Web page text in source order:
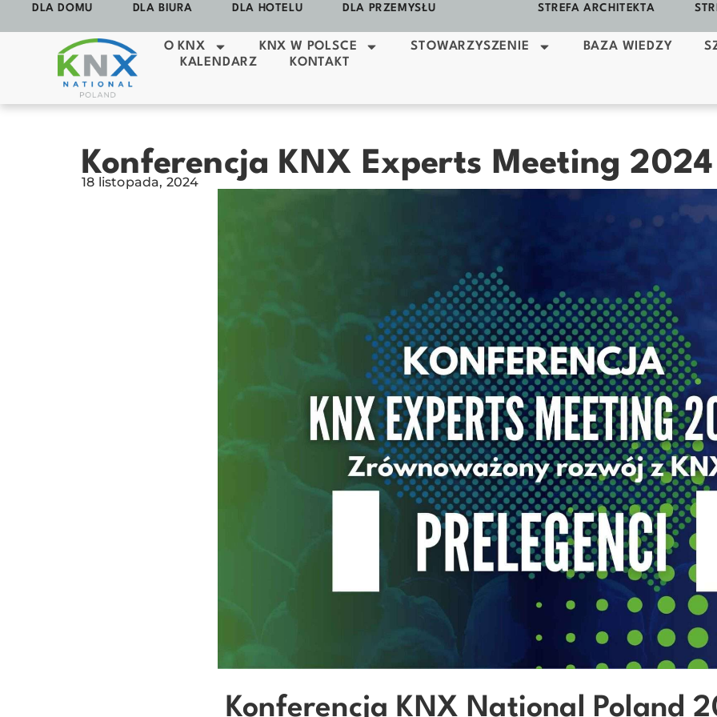
DLA DOMU DLA BIURA DLA HOTELU DLA PRZEMYSŁU STREFA ARCHITEKTA
O KNX KNX W POLSCE STOWARZYSZENIE BAZA WIEDZY
KALENDARZ
KONTAKT
Konferencja KNX Experts Meeting 2024
18 listopada, 2024
Konferencja KNX National Poland